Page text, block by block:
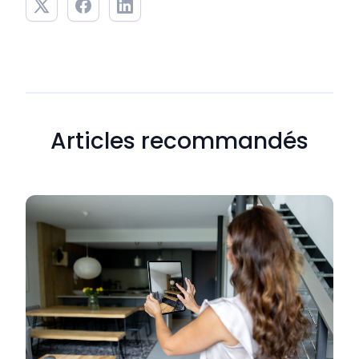
Articles recommandés